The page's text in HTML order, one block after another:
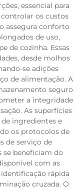
essencial para
os custos
assegura conforto
de uso,
de cozinha. Essas
desde molhos
se adições
de alimentação. A
seguro
a integridade
As superfícies
ingredientes e
os protocolos de
de serviço de
se beneficiam do
com as
rápida
cruzada. O